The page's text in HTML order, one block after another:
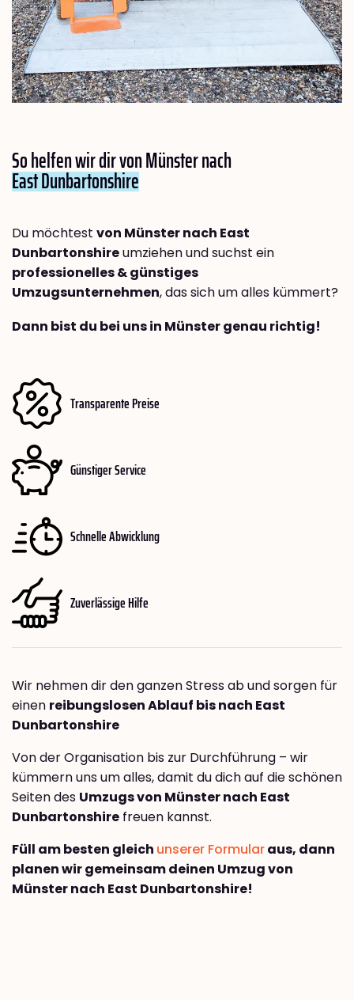
So helfen wir dir von Münster nach
East Dunbartonshire
Du möchtest von Münster nach East
Dunbartonshireumziehen und suchst ein
professionelles & günstiges
Umzugsunternehmen, das sich um alles kümmert?
Dann bist du bei uns in Münster genau richtig!
Transparente Preise
Günstiger Service
Schnelle Abwicklung
Zuverlässige Hilfe
Wir nehmen dir den ganzen Stress ab und sorgen für
einen reibungslosen Ablauf bis nach East
Dunbartonshire
Von der Organisation bis zur Durchführung – wir
kümmern uns um alles, damit du dich auf die schönen
Seiten des Umzugs von Münster nach East
Dunbartonshire freuen kannst.
Füll am besten gleich unserer Formularaus, dann
planen wir gemeinsam deinen Umzug von
Münster nach East Dunbartonshire!